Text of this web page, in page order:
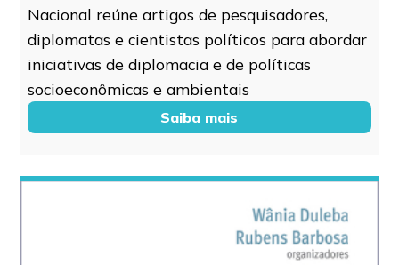
Nacional reúne artigos de pesquisadores,
diplomatas e cientistas políticos para abordar
iniciativas de diplomacia e de políticas
socioeconômicas e ambientais
Saiba mais